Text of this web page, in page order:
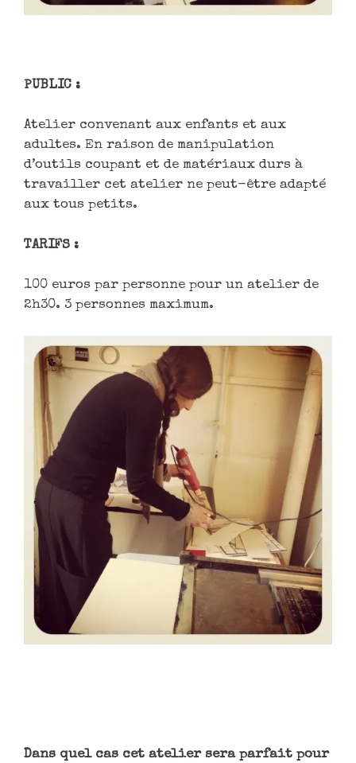
PUBLIC :
Atelier convenant aux enfants et aux
adultes. En raison de manipulation
d’outils coupant et de matériaux durs à
travailler cet atelier ne peut-être adapté
aux tous petits.
TARIFS :
100 euros par personne pour un atelier de
2h30. 3 personnes maximum.
Dans quel cas cet atelier sera parfait pour